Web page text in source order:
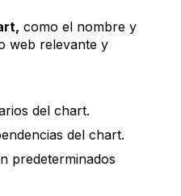
como el nombre y
web relevante y
del chart.
del chart.
predeterminados